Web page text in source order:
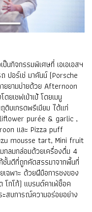
นกิจกรรมพิเศษที่ เอเอเอสฯ
ปอร์เช่ มาคันน์ (Porsche
ยยามบ่ายด้วย Afternoon
ยเชฟเป่าเป้ โดยเมนู
บเกรดพรีเมียม ได้เเก่
purée & garlic ,
เเละ Pizza puff
mousse tart, Mini fruit
ลมกล่อมด้วยเครื่องดื่ม 4
ชั้นดีที่ถูกคัดสรรมาจากพื้นที่
เฉพาะ ด้วยฝีมือการชงของ
โกโก้) เเบรนด์คาเฟ่ช็อค
ะสบการณ์ความอร่อยอย่าง